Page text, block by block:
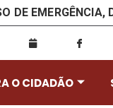
DE EMERGÊNCIA,
O CIDADÃO